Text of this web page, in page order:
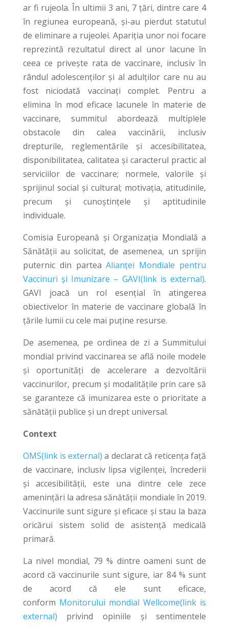
ar fi rujeola. În ultimii 3 ani, 7 țări, dintre care 4
în regiunea europeană, și-au pierdut statutul
de eliminare a rujeolei. Apariția unor noi focare
reprezintă rezultatul direct al unor lacune în
ceea ce privește rata de vaccinare, inclusiv în
rândul adolescenților și al adulților care nu au
fost niciodată vaccinați complet. Pentru a
elimina în mod eficace lacunele în materie de
vaccinare, summitul abordează multiplele
obstacole din calea vaccinării, inclusiv
drepturile, reglementările și accesibilitatea,
disponibilitatea, calitatea și caracterul practic al
serviciilor de vaccinare; normele, valorile și
sprijinul social și cultural; motivația, atitudinile,
precum și cunoștințele și aptitudinile
individuale.
Comisia Europeană și Organizația Mondială a
Sănătății au solicitat, de asemenea, un sprijin
puternic din parteaAlianței Mondiale pentru
Vaccinuri și Imunizare – GAVI(link is external).
GAVI joacă un rol esențial în atingerea
obiectivelor în materie de vaccinare globală în
țările lumii cu cele mai puține resurse.
De asemenea, pe ordinea de zi a Summitului
mondial privind vaccinarea se află noile modele
și oportunități de accelerare a dezvoltării
vaccinurilor, precum și modalitățile prin care să
se garanteze că imunizarea este o prioritate a
sănătății publice și un drept universal.
Context
OMS(link is external) a declarat că reticența față
de vaccinare, inclusiv lipsa vigilenței, încrederii
și accesibilității, este una dintre cele zece
amenințări la adresa sănătății mondiale în 2019.
Vaccinurile sunt sigure și eficace și stau la baza
oricărui sistem solid de asistență medicală
primară.
La nivel mondial, 79 % dintre oameni sunt de
acord că vaccinurile sunt sigure, iar 84 % sunt
de acord că ele sunt eficace,
conform Monitorului mondial Wellcome(link is
external) privind opiniile și sentimentele